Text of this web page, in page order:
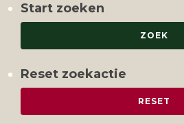
Start zoeken
Reset zoekactie